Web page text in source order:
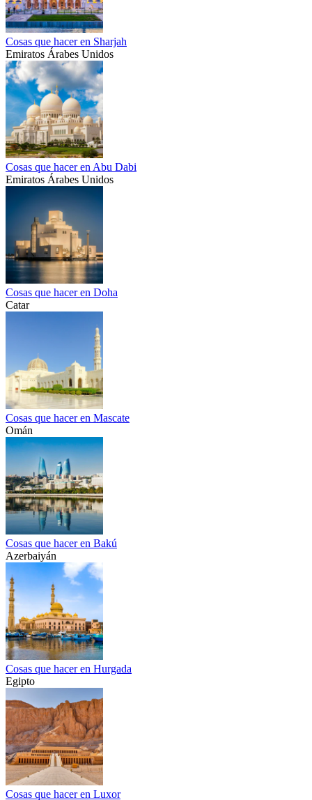
Cosas que hacer en Sharjah
Emiratos Árabes Unidos
Cosas que hacer en Abu Dabi
Emiratos Árabes Unidos
Cosas que hacer en Doha
Catar
Cosas que hacer en Mascate
Omán
Cosas que hacer en Bakú
Azerbaiyán
Cosas que hacer en Hurgada
Egipto
Cosas que hacer en Luxor